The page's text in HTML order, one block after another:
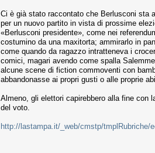
Ci è già stato raccontato che Berlusconi sta
per un nuovo partito in vista di prossime
«Berlusconi presidente», come nei
costumino da una maxitorta; ammirarlo in
come quando da ragazzo intratteneva i
comici, magari avendo come spalla
alcune scene di fiction commoventi con
abbandonasse ai propri gusti o alle proprie
Almeno, gli elettori capirebbero alla fine con
del voto.
http://lastampa.it/_web/cmstp/tmplRubriche/